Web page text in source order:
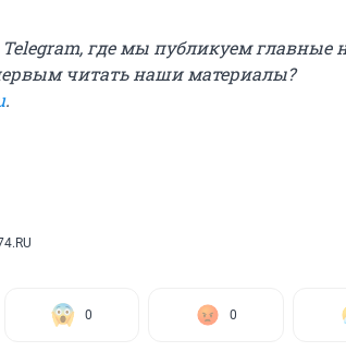
где мы публикуем главные
читать наши материалы?
.
0 0